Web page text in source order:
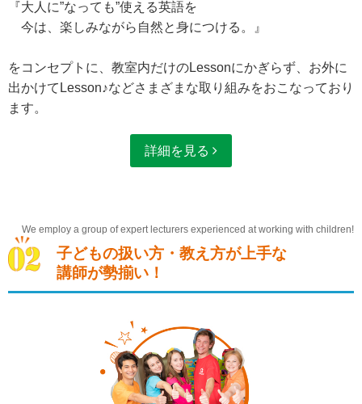
『大人に”なっても”使える英語を
今は、楽しみながら自然と身につける。』
をコンセプトに、教室内だけのLessonにかぎらず、お外に
出かけてLesson♪などさまざまな取り組みをおこなっており
ます。
詳細を見る
We employ a group of expert lecturers experienced at working with children!
子どもの扱い方・教え方が上手な
講師が勢揃い！